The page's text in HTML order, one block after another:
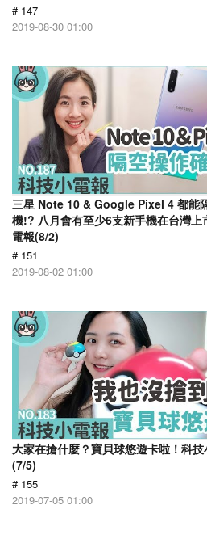
# 147
2019-08-30 01:00
三星 Note 10 & Google Pixel 4 都能
機!? 八月會有至少6支新手機在台灣上
電報(8/2)
# 151
2019-08-02 01:00
大家在搶什麼？寶貝球悠遊卡啦！科技
(7/5)
# 155
2019-07-05 01:00